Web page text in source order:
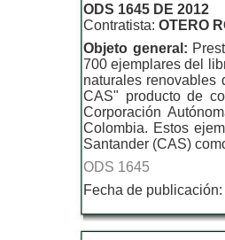
ODS 1645 DE 2012
Contratista: OTERO
Objeto general:
700 ejemplares del
naturales renovables
CAS" producto de
Corporación
Colombia. Estos
Santander (CAS)
ODS 1645
Fecha de